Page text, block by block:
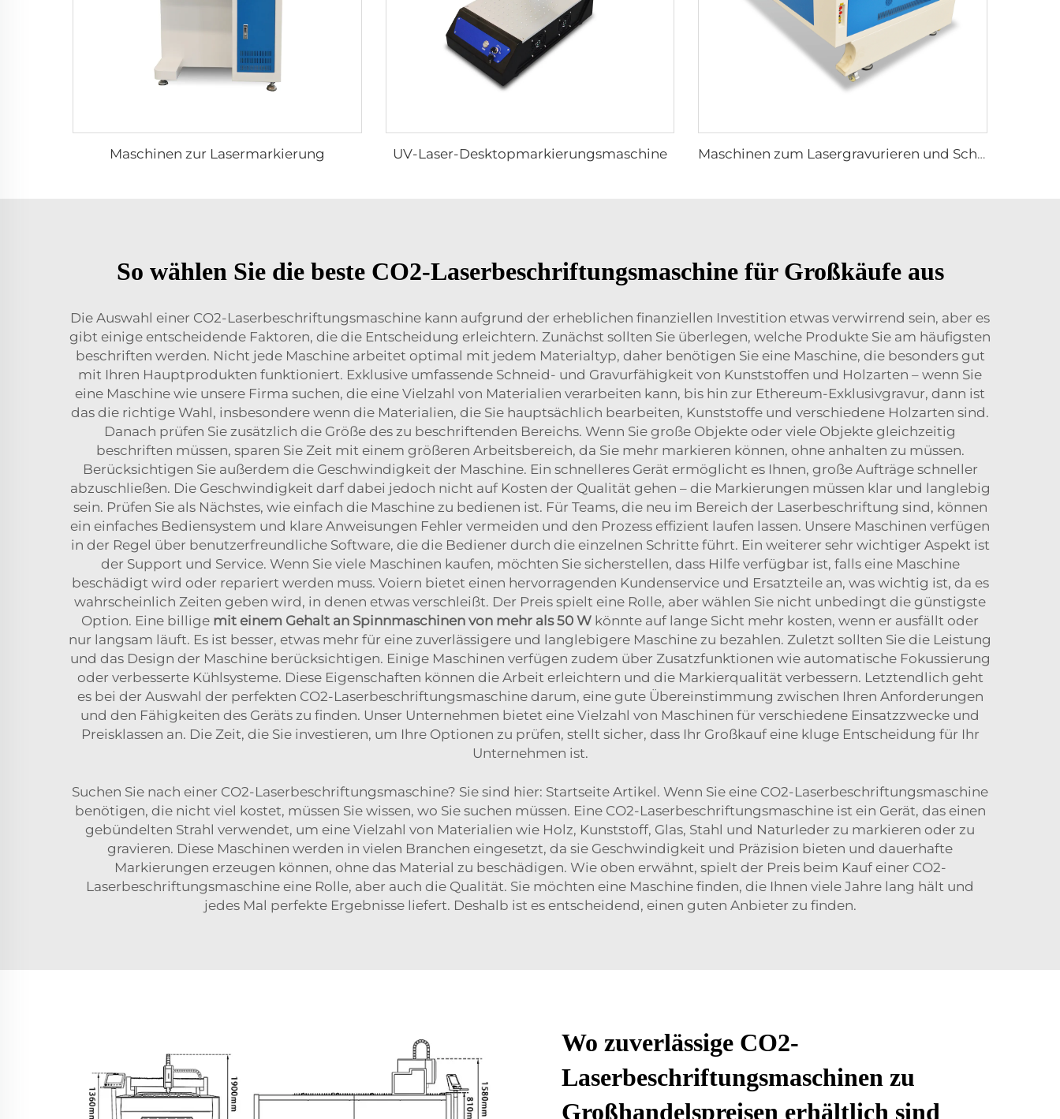
Maschinen zur Lasermarkierung UV-Laser-Desktopmarkierungsmaschine Maschinen zum Lasergravurieren und Schneiden 1610
So wählen Sie die beste CO2-Laserbeschriftungsmaschine für Großkäufe aus
Die Auswahl einer CO2-Laserbeschriftungsmaschine kann aufgrund der erheblichen finanziellen Investition etwas verwirrend sein, aber es
gibt einige entscheidende Faktoren, die die Entscheidung erleichtern. Zunächst sollten Sie überlegen, welche Produkte Sie am häufigsten
beschriften werden. Nicht jede Maschine arbeitet optimal mit jedem Materialtyp, daher benötigen Sie eine Maschine, die besonders gut
mit Ihren Hauptprodukten funktioniert. Exklusive umfassende Schneid- und Gravurfähigkeit von Kunststoffen und Holzarten – wenn Sie
eine Maschine wie unsere Firma suchen, die eine Vielzahl von Materialien verarbeiten kann, bis hin zur Ethereum-Exklusivgravur, dann ist
das die richtige Wahl, insbesondere wenn die Materialien, die Sie hauptsächlich bearbeiten, Kunststoffe und verschiedene Holzarten sind.
Danach prüfen Sie zusätzlich die Größe des zu beschriftenden Bereichs. Wenn Sie große Objekte oder viele Objekte gleichzeitig
beschriften müssen, sparen Sie Zeit mit einem größeren Arbeitsbereich, da Sie mehr markieren können, ohne anhalten zu müssen.
Berücksichtigen Sie außerdem die Geschwindigkeit der Maschine. Ein schnelleres Gerät ermöglicht es Ihnen, große Aufträge schneller
abzuschließen. Die Geschwindigkeit darf dabei jedoch nicht auf Kosten der Qualität gehen – die Markierungen müssen klar und langlebig
sein. Prüfen Sie als Nächstes, wie einfach die Maschine zu bedienen ist. Für Teams, die neu im Bereich der Laserbeschriftung sind, können
ein einfaches Bediensystem und klare Anweisungen Fehler vermeiden und den Prozess effizient laufen lassen. Unsere Maschinen verfügen
in der Regel über benutzerfreundliche Software, die die Bediener durch die einzelnen Schritte führt. Ein weiterer sehr wichtiger Aspekt ist
der Support und Service. Wenn Sie viele Maschinen kaufen, möchten Sie sicherstellen, dass Hilfe verfügbar ist, falls eine Maschine
beschädigt wird oder repariert werden muss. Voiern bietet einen hervorragenden Kundenservice und Ersatzteile an, was wichtig ist, da es
wahrscheinlich Zeiten geben wird, in denen etwas verschleißt. Der Preis spielt eine Rolle, aber wählen Sie nicht unbedingt die günstigste
Option. Eine billige mit einem Gehalt an Spinnmaschinen von mehr als 50 W könnte auf lange Sicht mehr kosten, wenn er ausfällt oder
nur langsam läuft. Es ist besser, etwas mehr für eine zuverlässigere und langlebigere Maschine zu bezahlen. Zuletzt sollten Sie die Leistung
und das Design der Maschine berücksichtigen. Einige Maschinen verfügen zudem über Zusatzfunktionen wie automatische Fokussierung
oder verbesserte Kühlsysteme. Diese Eigenschaften können die Arbeit erleichtern und die Markierqualität verbessern. Letztendlich geht
es bei der Auswahl der perfekten CO2-Laserbeschriftungsmaschine darum, eine gute Übereinstimmung zwischen Ihren Anforderungen
und den Fähigkeiten des Geräts zu finden. Unser Unternehmen bietet eine Vielzahl von Maschinen für verschiedene Einsatzzwecke und
Preisklassen an. Die Zeit, die Sie investieren, um Ihre Optionen zu prüfen, stellt sicher, dass Ihr Großkauf eine kluge Entscheidung für Ihr
Unternehmen ist.
Suchen Sie nach einer CO2-Laserbeschriftungsmaschine? Sie sind hier: Startseite Artikel. Wenn Sie eine CO2-Laserbeschriftungsmaschine
benötigen, die nicht viel kostet, müssen Sie wissen, wo Sie suchen müssen. Eine CO2-Laserbeschriftungsmaschine ist ein Gerät, das einen
gebündelten Strahl verwendet, um eine Vielzahl von Materialien wie Holz, Kunststoff, Glas, Stahl und Naturleder zu markieren oder zu
gravieren. Diese Maschinen werden in vielen Branchen eingesetzt, da sie Geschwindigkeit und Präzision bieten und dauerhafte
Markierungen erzeugen können, ohne das Material zu beschädigen. Wie oben erwähnt, spielt der Preis beim Kauf einer CO2-
Laserbeschriftungsmaschine eine Rolle, aber auch die Qualität. Sie möchten eine Maschine finden, die Ihnen viele Jahre lang hält und
jedes Mal perfekte Ergebnisse liefert. Deshalb ist es entscheidend, einen guten Anbieter zu finden.
Wo zuverlässige CO2-
Laserbeschriftungsmaschinen zu
Großhandelspreisen erhältlich sind